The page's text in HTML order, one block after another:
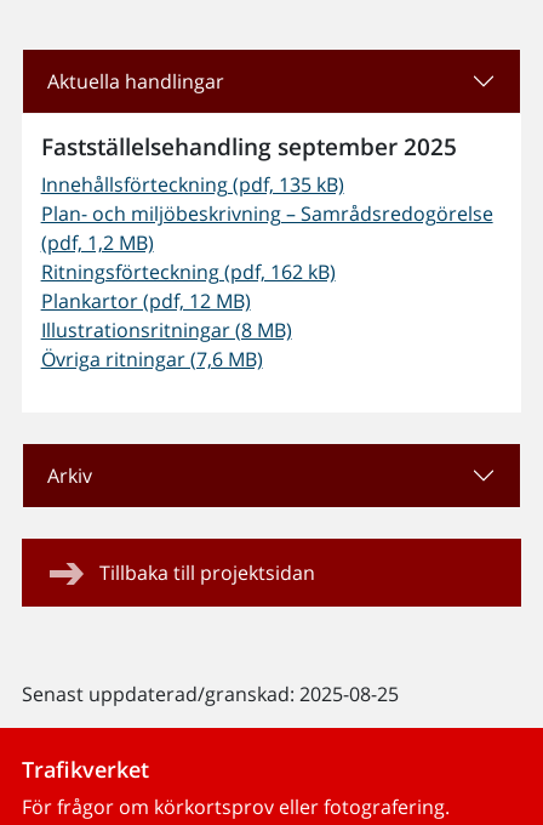
Aktuella handlingar
Fastställelsehandling september 2025
Innehållsförteckning (pdf, 135 kB)
Plan- och miljöbeskrivning – Samrådsredogörelse
(pdf, 1,2 MB)
Ritningsförteckning (pdf, 162 kB)
Plankartor (pdf, 12 MB)
Illustrationsritningar (8 MB)
Övriga ritningar (7,6 MB)
Arkiv
Tillbaka till projektsidan
Senast uppdaterad/granskad: 2025-08-25
Trafikverket
För frågor om körkortsprov eller fotografering.